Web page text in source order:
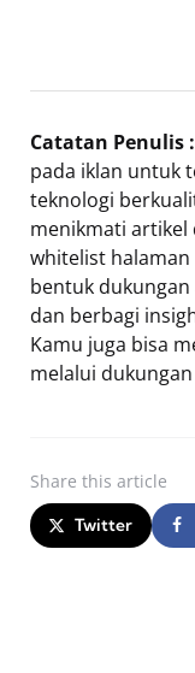
Catatan Penulis :
pada iklan untuk
teknologi
menikmati artikel
whitelist halaman
bentuk
dan berbagi
Kamu juga bisa
melalui
Share this article
Twitter